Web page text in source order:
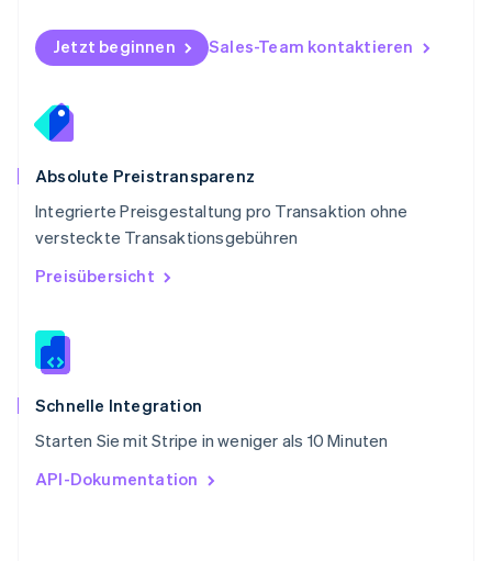
Jetzt beginnen Sales-Team kontaktieren
Absolute Preistransparenz
Integrierte Preisgestaltung pro Transaktion ohne
versteckte Transaktionsgebühren
Preisübersicht
Schnelle Integration
Starten Sie mit Stripe in weniger als 10 Minuten
API-Dokumentation
Schweden
Svenska English
Deutsch
Singapur
English
Slowakei
Slowenien
EnglishItaliano
Sonderverwaltungsregion Hongkong,
Spanien
Thailand
ไทยEnglish
English
English